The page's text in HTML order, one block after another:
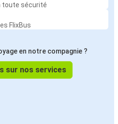
toute sécurité
FlixBus
en notre compagnie ?
sur nos services